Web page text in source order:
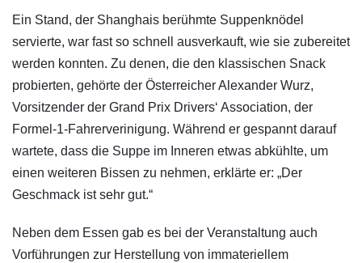
Ein Stand, der Shanghais berühmte Suppenknödel
servierte, war fast so schnell ausverkauft, wie sie zubereitet
werden konnten. Zu denen, die den klassischen Snack
probierten, gehörte der Österreicher Alexander Wurz,
Vorsitzender der Grand Prix Drivers‘ Association, der
Formel-1-Fahrerverinigung. Während er gespannt darauf
wartete, dass die Suppe im Inneren etwas abkühlte, um
einen weiteren Bissen zu nehmen, erklärte er: „Der
Geschmack ist sehr gut.“
Neben dem Essen gab es bei der Veranstaltung auch
Vorführungen zur Herstellung von immateriellem